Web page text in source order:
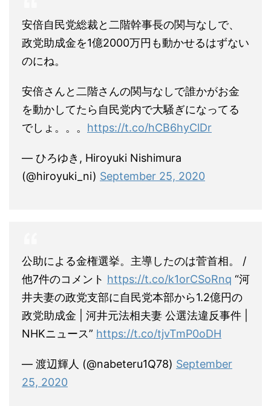
安倍自民党総裁と二階幹事長の関与なしで、
政党助成金を1億2000万円も動かせるはずない
のにね。
安倍さんと二階さんの関与なしで誰かがお金
を動かしてたら自民党内で大騒ぎになってる
でしょ。。。 https://t.co/hCB6hyClDr
— ひろゆき, Hiroyuki Nishimura
(@hiroyuki_ni) September 25, 2020
公助による金権選挙。主導したのは菅首相。 /
他7件のコメント https://t.co/k1orCSoRnq “河
井夫妻の政党支部に自民党本部から1.2億円の
政党助成金 | 河井元法相夫妻 公選法違反事件 |
NHKニュース” https://t.co/tjvTmP0oDH
— 渡辺輝人 (@nabeteru1Q78) September
25, 2020